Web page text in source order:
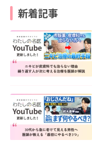
新着記事